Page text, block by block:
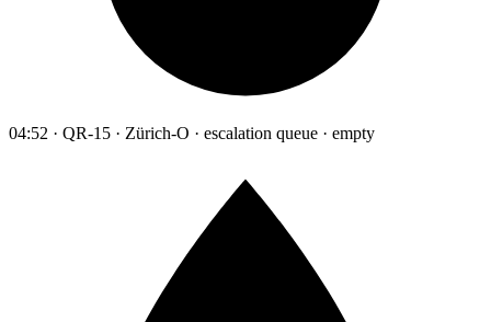
04:52 · QR-15 · Zürich-O · escalation queue · empty